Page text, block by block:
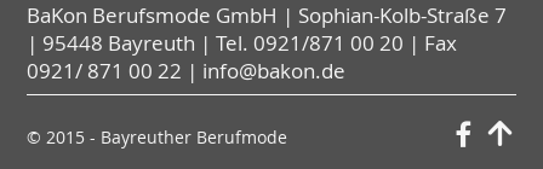
BaKon Berufsmode GmbH | Sophian-Kolb-Straße 7
| 95448 Bayreuth | Tel. 0921/871 00 20 | Fax
0921/ 871 00 22 | info@bakon.de
© 2015 - Bayreuther Berufmode